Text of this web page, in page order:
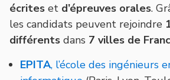
écrites et d’épreuves orales.
les candidats peuvent rejoindre
différents dans 7 villes de
EPITA, l’école des ingénieurs